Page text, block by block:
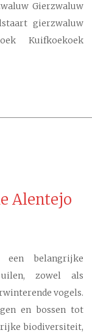
Gierzwaluw
gierzwaluw
Kuifkoekoek
Alentejo
belangrijke
zowel als
vogels.
en bossen tot
rijke biodiversiteit,